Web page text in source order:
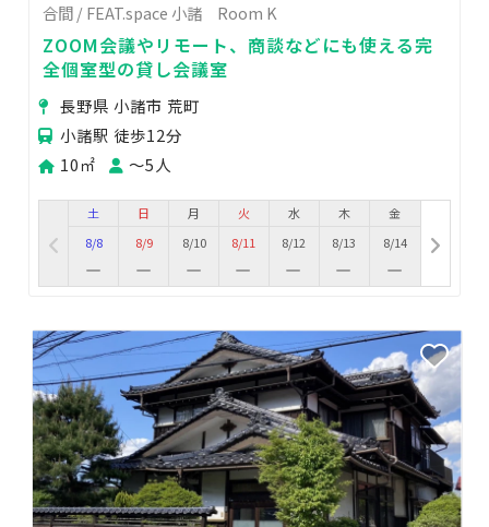
合間 / FEAT.space 小諸 Room K
ZOOM会議やリモート、商談などにも使える完
全個室型の貸し会議室
長野県 小諸市 荒町
小諸駅 徒歩12分
10㎡
〜5人
土
8/8
日
8/9
月
8/10
火
8/11
水
8/12
木
8/13
金
8/14